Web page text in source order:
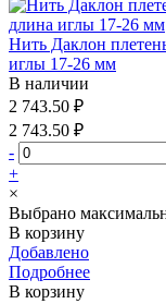
Нить Даклон
иглы 17-26 мм
В наличии
2 743.50 ₽
2 743.50 ₽
-
+
×
Выбрано
В корзину
Добавлено
Подробнее
В корзину